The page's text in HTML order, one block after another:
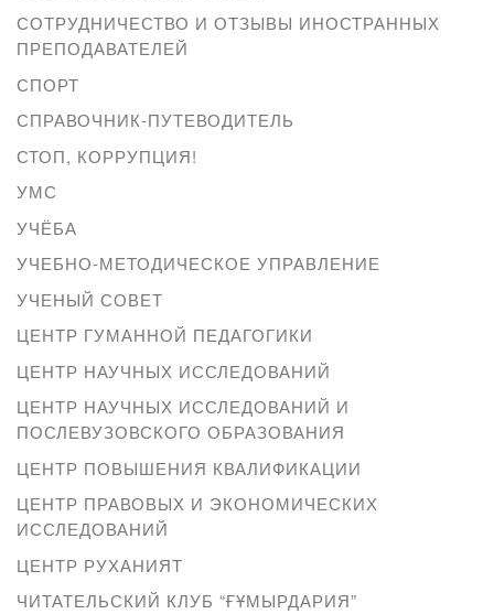
СОТРУДНИЧЕСТВО И ОТЗЫВЫ ИНОСТРАННЫХ
ПРЕПОДАВАТЕЛЕЙ
СПОРТ
СПРАВОЧНИК-ПУТЕВОДИТЕЛЬ
СТОП, КОРРУПЦИЯ!
УМС
УЧЁБА
УЧЕБНО-МЕТОДИЧЕСКОЕ УПРАВЛЕНИЕ
УЧЕНЫЙ СОВЕТ
ЦЕНТР ГУМАННОЙ ПЕДАГОГИКИ
ЦЕНТР НАУЧНЫХ ИССЛЕДОВАНИЙ
ЦЕНТР НАУЧНЫХ ИССЛЕДОВАНИЙ И
ПОСЛЕВУЗОВСКОГО ОБРАЗОВАНИЯ
ЦЕНТР ПОВЫШЕНИЯ КВАЛИФИКАЦИИ
ЦЕНТР ПРАВОВЫХ И ЭКОНОМИЧЕСКИХ
ИССЛЕДОВАНИЙ
ЦЕНТР РУХАНИЯТ
ЧИТАТЕЛЬСКИЙ КЛУБ “ҒҰМЫРДАРИЯ”